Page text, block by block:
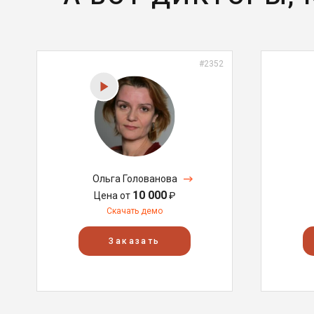
#2352
Ольга Голованова
Цена от 10 000₽
Скачать демо
Заказать